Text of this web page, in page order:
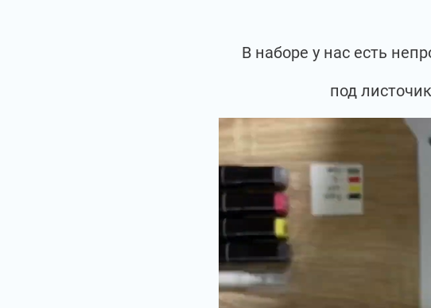
В наборе у нас есть
под